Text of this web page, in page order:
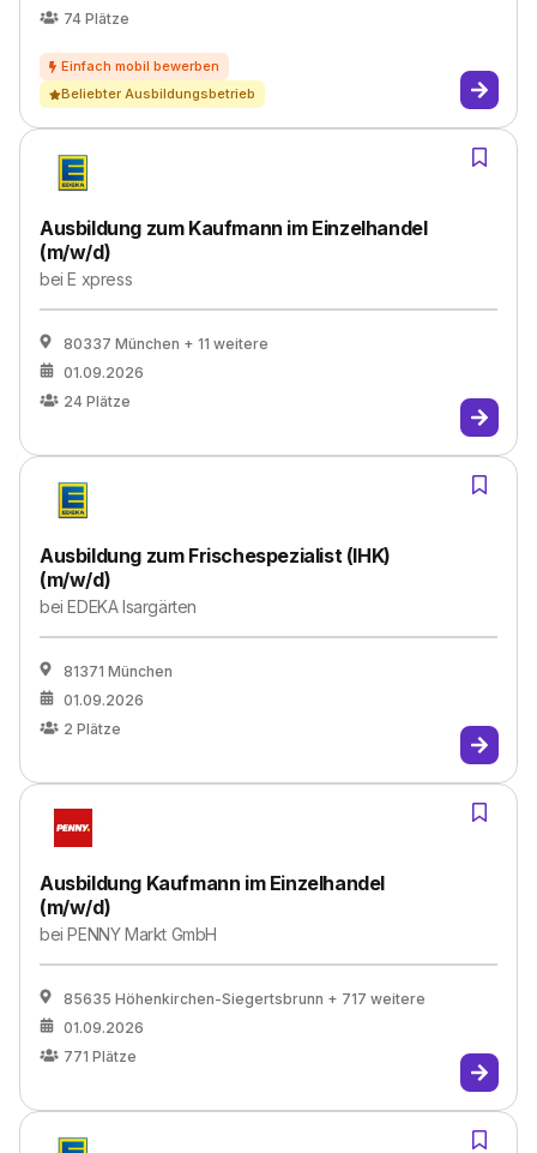
74 Plätze
Beliebter Ausbildungsbetrieb
Ausbildung zum Kaufmann im Einzelhandel
(m/w/d)
beiE xpress
80337 München + 11 weitere
01.09.2026
24 Plätze
Ausbildung zum Frischespezialist (IHK)
(m/w/d)
beiEDEKA Isargärten
81371 München
01.09.2026
2 Plätze
Ausbildung Kaufmann im Einzelhandel
(m/w/d)
beiPENNY Markt GmbH
85635 Höhenkirchen-Siegertsbrunn + 717 weitere
01.09.2026
771 Plätze